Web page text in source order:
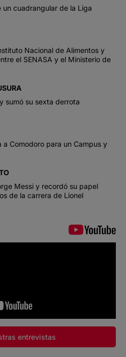
un cuadrangular de la Liga
Nacional de Alimentos y
el SENASA y el Ministerio de
sumó su sexta derrota
a Comodoro para un Campus y
Messi y recordó su papel
de la carrera de Lionel
entrevistas